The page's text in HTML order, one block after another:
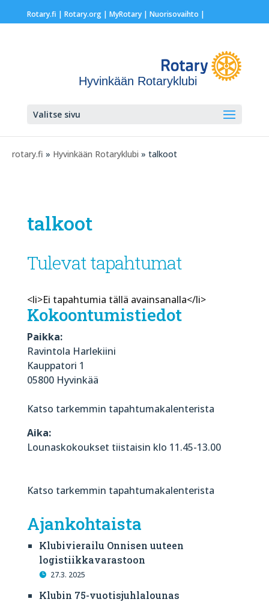
Rotary.fi | Rotary.org| MyRotary | Nuorisovaihto |
Hyvinkään Rotaryklubi
Valitse sivu
rotary.fi » Hyvinkään Rotaryklubi » talkoot
talkoot
Tulevat tapahtumat
<li>Ei tapahtumia tällä avainsanalla</li>
Kokoontumistiedot
Paikka:
Ravintola Harlekiini
Kauppatori 1
05800 Hyvinkää
Katso tarkemmin tapahtumakalenterista
Aika:
Lounaskokoukset tiistaisin klo 11.45-13.00
Katso tarkemmin tapahtumakalenterista
Ajankohtaista
Klubivierailu Onnisen uuteen
logistiikkavarastoon
27.3. 2025
Klubin 75-vuotisjuhlalounas